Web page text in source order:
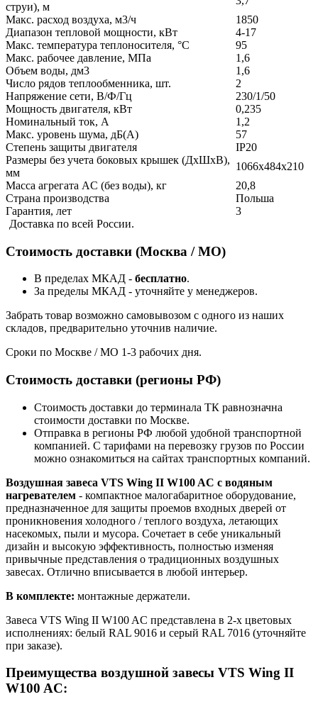
струи), м
Макс. расход воздуха, м3/ч
1850
Диапазон тепловой мощности, кВт
4-17
Макс. температура теплоносителя, °C
95
Макс. рабочее давление, МПа
1,6
Объем воды, дм3
1,6
Число рядов теплообменника, шт.
2
Напряжение сети, В/Ф/Гц
230/1/50
Мощность двигателя, кВт
0,235
Номинальный ток, A
1,2
Макс. уровень шума, дБ(А)
57
Степень защиты двигателя
IP20
Размеры без учета боковых крышек (ДхШхВ),
мм
1066x484x210
Масса агрегата AC (без воды), кг
20,8
Страна производства
Польша
Гарантия, лет
3
Доставка по всей России.
Стоимость доставки (Москва / МО)
В пределах МКАД - бесплатно.
За пределы МКАД - уточняйте у менеджеров.
Забрать товар возможно самовывозом с одного из наших
складов, предварительно уточнив наличие.
Сроки по Москве / МО 1-3 рабочих дня.
Стоимость доставки (регионы РФ)
Стоимость доставки до терминала ТК равнозначна
стоимости доставки по Москве.
Отправка в регионы РФ любой удобной транспортной
компанией. С тарифами на перевозку грузов по России
можно ознакомиться на сайтах транспортных компаний.
Воздушная завеса VTS Wing II W100 AC с водяным
нагревателем - компактное малогабаритное оборудование,
предназначенное для защиты проемов входных дверей от
проникновения холодного / теплого воздуха, летающих
насекомых, пыли и мусора. Сочетает в себе уникальный
дизайн и высокую эффективность, полностью изменяя
привычные представления о традиционных воздушных
завесах. Отлично вписывается в любой интерьер.
В комплекте: монтажные держатели.
Завеса VTS Wing II W100 AC представлена в 2-х цветовых
исполнениях: белый RAL 9016 и серый RAL 7016 (уточняйте
при заказе).
Преимущества воздушной завесы VTS Wing II
W100 AC: